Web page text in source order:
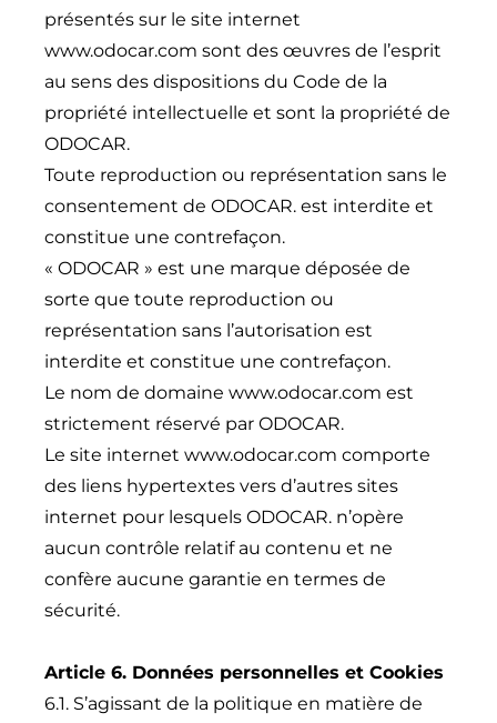
présentés sur le site internet
www.odocar.com sont des œuvres de l’esprit
au sens des dispositions du Code de la
propriété intellectuelle et sont la propriété de
ODOCAR.
Toute reproduction ou représentation sans le
consentement de ODOCAR. est interdite et
constitue une contrefaçon.
« ODOCAR » est une marque déposée de
sorte que toute reproduction ou
représentation sans l’autorisation est
interdite et constitue une contrefaçon.
Le nom de domaine www.odocar.com est
strictement réservé par ODOCAR.
Le site internet www.odocar.com comporte
des liens hypertextes vers d’autres sites
internet pour lesquels ODOCAR. n’opère
aucun contrôle relatif au contenu et ne
confère aucune garantie en termes de
sécurité.
Article 6. Données personnelles et Cookies
6.1. S’agissant de la politique en matière de